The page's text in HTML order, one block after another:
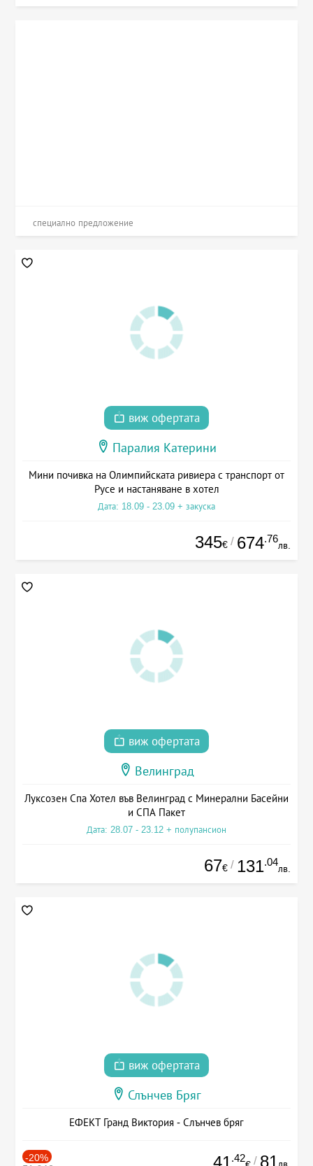
специално предложение
виж офертата
Паралия Катерини
Мини почивка на Олимпийската ривиера с транспорт от
Русе и настаняване в хотел
Дата: 18.09 - 23.09 + закуска
345€ / 674.76
лв.
виж офертата
Велинград
Луксозен Спа Хотел във Велинград с Минерални Басейни
и СПА Пакет
Дата: 28.07 - 23.12 + полупансион
67€ / 131.04
лв.
виж офертата
Слънчев Бряг
ЕФЕКТ Гранд Виктория - Слънчев бряг
-20% 41 .42 / 81